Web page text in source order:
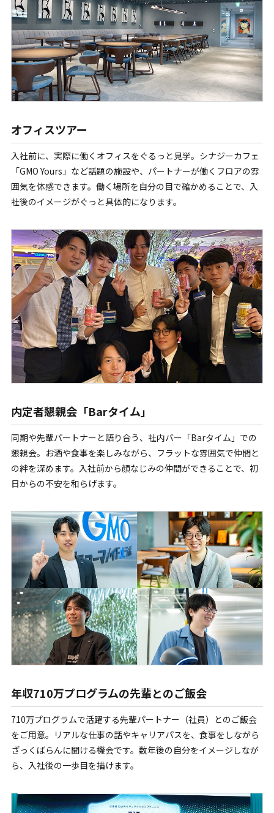
オフィスツアー
入社前に、実際に働くオフィスをぐるっと見学。シナジーカフェ
「GMO Yours」など話題の施設や、パートナーが働くフロアの雰
囲気を体感できます。働く場所を自分の目で確かめることで、入
社後のイメージがぐっと具体的になります。
内定者懇親会「Barタイム」
同期や先輩パートナーと語り合う、社内バー「Barタイム」での
懇親会。お酒や食事を楽しみながら、フラットな雰囲気で仲間と
の絆を深めます。入社前から顔なじみの仲間ができることで、初
日からの不安を和らげます。
年収710万プログラムの先輩とのご飯会
710万プログラムで活躍する先輩パートナー（社員）とのご飯会
をご用意。リアルな仕事の話やキャリアパスを、食事をしながら
ざっくばらんに聞ける機会です。数年後の自分をイメージしなが
ら、入社後の一歩目を描けます。